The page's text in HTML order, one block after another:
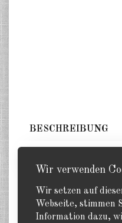
Wir verwenden
Wir setzen auf
Webseite, stimmen
Information dazu,
BESCHREIBUNG